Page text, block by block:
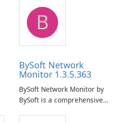
application that allows users
to easily browse and manage
shared folders on their
network.
B
BySoft Network
Monitor 1.3.5.363
BySoft Network Monitor by
BySoft is a comprehensive